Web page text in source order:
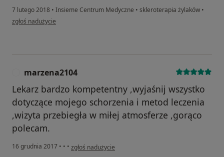
7 lutego 2018 • Insieme Centrum Medyczne • skleroterapia żylaków •
w opinii użytkownika izabela.w29@wp.pl
zgłoś nadużycie
marzena2104
Lekarz bardzo kompetentny ,wyjaśnij wszystko
dotyczące mojego schorzenia i metod leczenia
,wizyta przebiegła w miłej atmosferze ,gorąco
polecam.
16 grudnia 2017 • • • w opinii użytkownika marzena2104
zgłoś nadużycie